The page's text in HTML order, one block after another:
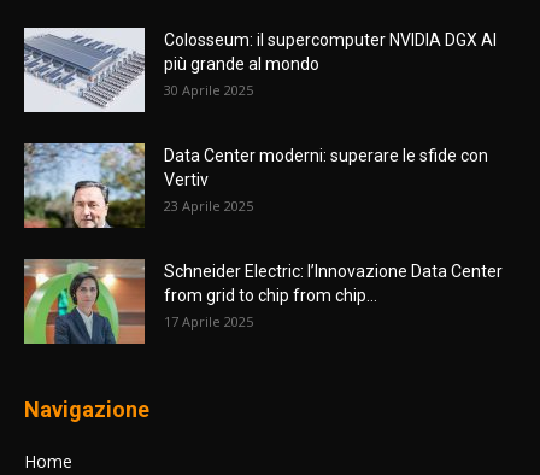
Colosseum: il supercomputer NVIDIA DGX AI
più grande al mondo
30 Aprile 2025
Data Center moderni: superare le sfide con
Vertiv
23 Aprile 2025
Schneider Electric: l’Innovazione Data Center
from grid to chip from chip...
17 Aprile 2025
Navigazione
Home